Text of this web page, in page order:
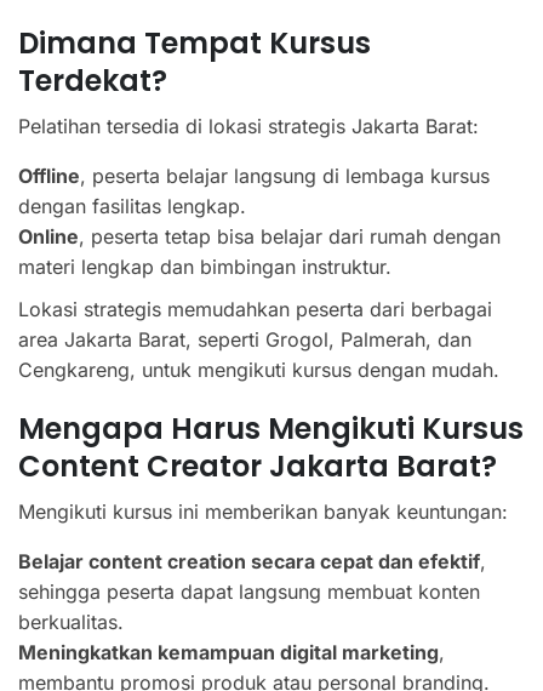
Dimana Tempat Kursus
Terdekat?
Pelatihan tersedia di lokasi strategis Jakarta Barat:
Offline, peserta belajar langsung di lembaga kursus
dengan fasilitas lengkap.
Online, peserta tetap bisa belajar dari rumah dengan
materi lengkap dan bimbingan instruktur.
Lokasi strategis memudahkan peserta dari berbagai
area Jakarta Barat, seperti Grogol, Palmerah, dan
Cengkareng, untuk mengikuti kursus dengan mudah.
Mengapa Harus Mengikuti Kursus
Content Creator Jakarta Barat?
Mengikuti kursus ini memberikan banyak keuntungan:
Belajar content creation secara cepat dan efektif,
sehingga peserta dapat langsung membuat konten
berkualitas.
Meningkatkan kemampuan digital marketing,
membantu promosi produk atau personal branding.